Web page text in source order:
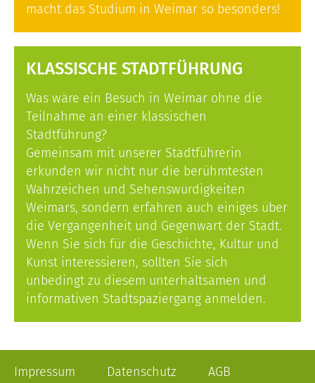
macht das Studium in Weimar so besonders!
KLASSISCHE STADTFÜHRUNG
Was wäre ein Besuch in Weimar ohne die
Teilnahme an einer klassischen
Stadtführung?
Gemeinsam mit unserer Stadtführerin
erkunden wir nicht nur die berühmtesten
Wahrzeichen und Sehenswürdigkeiten
Weimars, sondern erfahren auch einiges über
die Vergangenheit und Gegenwart der Stadt.
Wenn Sie sich für die Geschichte, Kultur und
Kunst interessieren, sollten Sie sich
unbedingt zu diesem unterhaltsamen und
informativen Stadtspaziergang anmelden.
Impressum Datenschutz
AGB